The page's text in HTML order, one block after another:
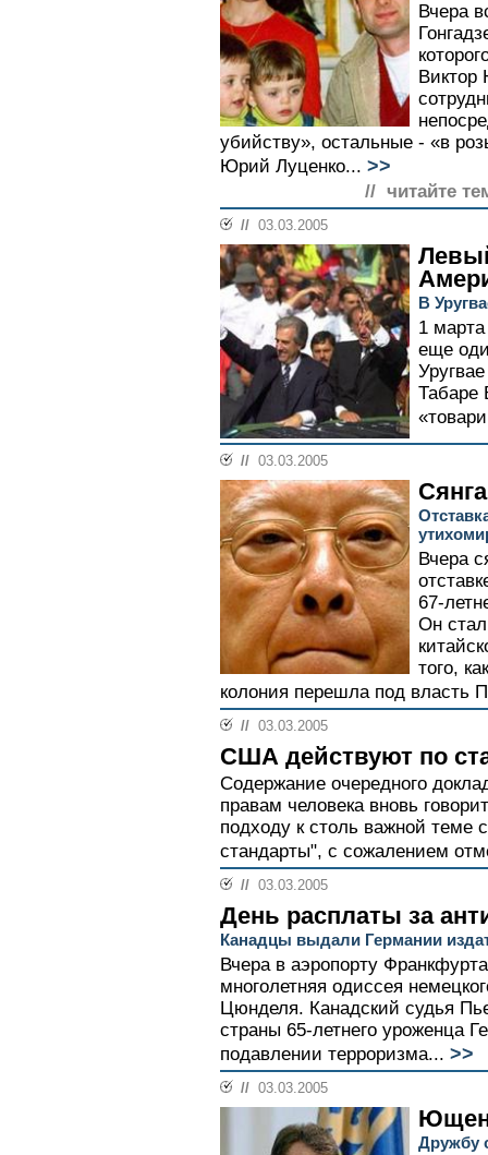
Вчера
убийству», остальные - «в
Юрий Луценко... >>
// читайте
// 03.03.2005
В
1
еще
Табаре
// 03.03.2005
Вчера
67-
Он
того,
колония перешла под власть
// 03.03.2005
США действуют по
Содержание очередного
правам человека вновь
подходу к столь важной теме
стандарты", с сожалением
// 03.03.2005
День расплаты за
Канадцы выдали Германии
Вчера в аэропорту
многолетняя одиссея
Цюнделя. Канадский судья
страны 65-летнего уроженца
подавлении терроризма... >>
// 03.03.2005
Дружбу